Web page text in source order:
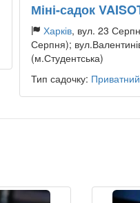
Міні-садок
Харків, вул. 23
Серпня);
(м.Студентська)
Тип садочку: Приватний